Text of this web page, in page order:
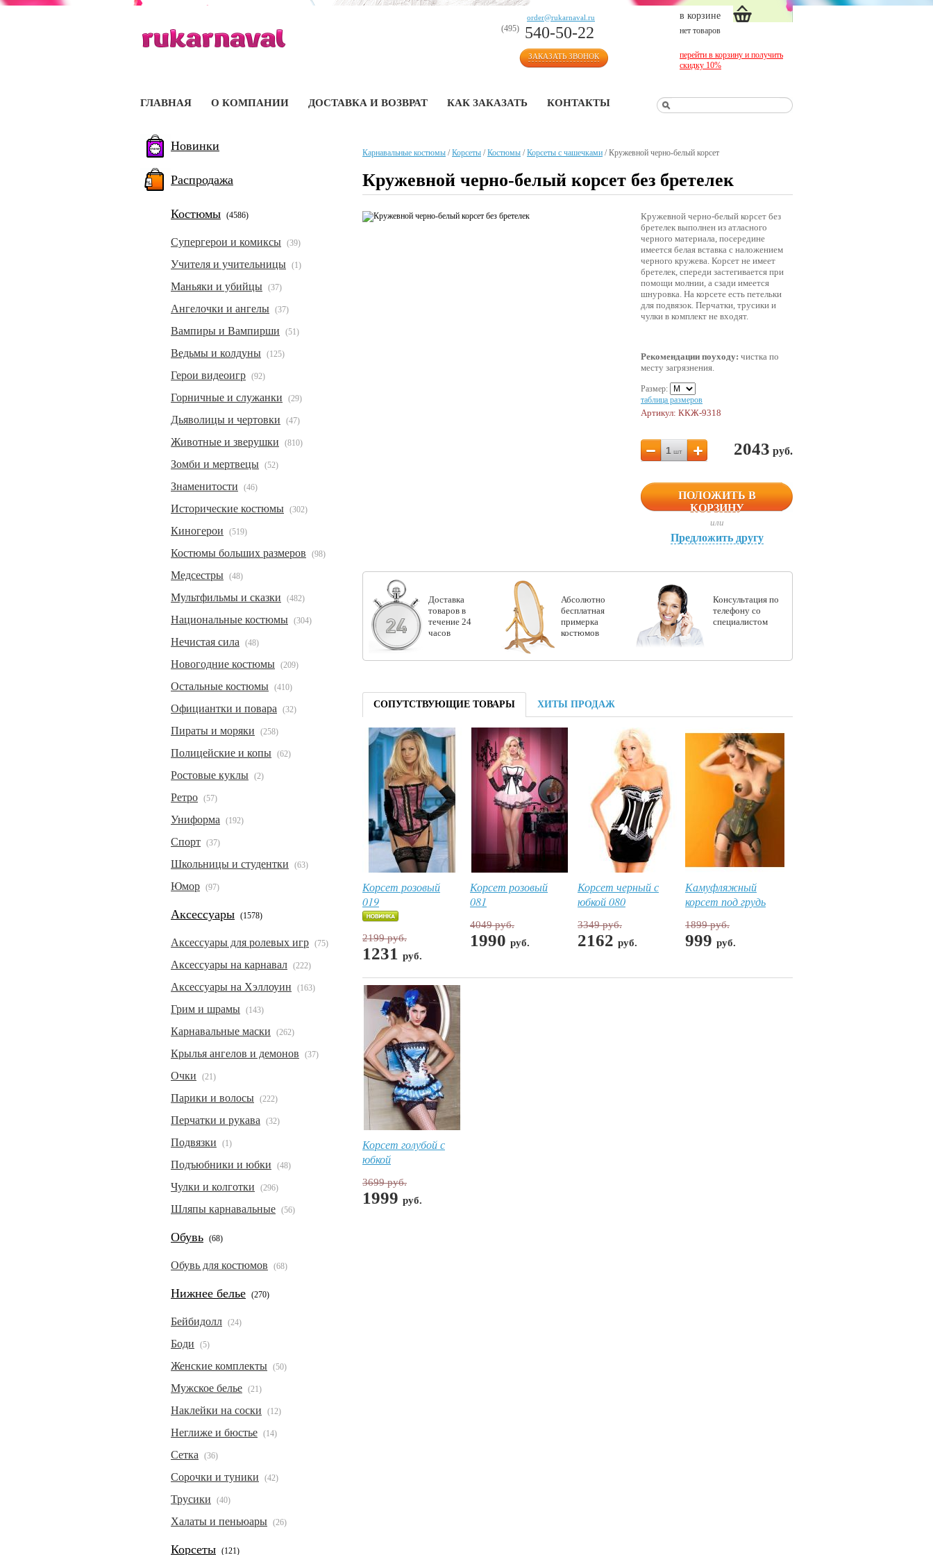
order@rukarnaval.ru
(495) 540-50-22
ЗАКАЗАТЬ ЗВОНОК
в корзине
нет товаров
перейти в корзину и получить
скидку 10%
ГЛАВНАЯ О КОМПАНИИ ДОСТАВКА И ВОЗВРАТ КАК ЗАКАЗАТЬ КОНТАКТЫ
Новинки
Распродажа
Костюмы (4586)
Супергерои и комиксы (39)
Учителя и учительницы (1)
Маньяки и убийцы (37)
Ангелочки и ангелы (37)
Вампиры и Вампирши (51)
Ведьмы и колдуны (125)
Герои видеоигр (92)
Горничные и служанки (29)
Дьяволицы и чертовки (47)
Животные и зверушки (810)
Зомби и мертвецы (52)
Знаменитости (46)
Исторические костюмы (302)
Киногерои (519)
Костюмы больших размеров (98)
Медсестры (48)
Мультфильмы и сказки (482)
Национальные костюмы (304)
Нечистая сила (48)
Новогодние костюмы (209)
Остальные костюмы (410)
Официантки и повара (32)
Пираты и моряки (258)
Полицейские и копы (62)
Ростовые куклы (2)
Ретро (57)
Униформа (192)
Спорт (37)
Школьницы и студентки (63)
Юмор (97)
Аксессуары (1578)
Аксессуары для ролевых игр (75)
Аксессуары на карнавал (222)
Аксессуары на Хэллоуин (163)
Грим и шрамы (143)
Карнавальные маски (262)
Крылья ангелов и демонов (37)
Очки (21)
Парики и волосы (222)
Перчатки и рукава (32)
Подвязки (1)
Подъюбники и юбки (48)
Чулки и колготки (296)
Шляпы карнавальные (56)
Обувь (68)
Обувь для костюмов (68)
Нижнее белье (270)
Бейбидолл (24)
Боди (5)
Женские комплекты (50)
Мужское белье (21)
Наклейки на соски (12)
Неглиже и бюстье (14)
Сетка (36)
Сорочки и туники (42)
Трусики (40)
Халаты и пеньюары (26)
Корсеты (121)
Карнавальные костюмы /Корсеты /Костюмы /Корсеты с чашечками /Кружевной черно-белый корсет
Кружевной черно-белый корсет без бретелек
Кружевной черно-белый корсет без
бретелек выполнен из атласного
черного материала, посередине
имеется белая вставка с наложением
черного кружева. Корсет не имеет
бретелек, спереди застегивается при
помощи молнии, а сзади имеется
шнуровка. На корсете есть петельки
для подвязок. Перчатки, трусики и
чулки в комплект не входят.
Рекомендации поуходу: чистка по
месту загрязнения.
Размер:
таблица размеров
Артикул: ККЖ-9318
2043 руб.
1 шт
ПОЛОЖИТЬ В
КОРЗИНУ
или
Предложить другу
Доставка
товаров в
течение 24
часов
Абсолютно
бесплатная
примерка
костюмов
Консультация по
телефону со
специалистом
СОПУТСТВУЮЩИЕ ТОВАРЫ ХИТЫ ПРОДАЖ
Корсет розовый
019
2199 руб.
1231 руб.
Корсет розовый
081
4049 руб.
1990 руб.
Корсет черный с
юбкой 080
3349 руб.
2162 руб.
Камуфляжный
корсет под грудь
1899 руб.
999 руб.
Корсет голубой с
юбкой
3699 руб.
1999 руб.